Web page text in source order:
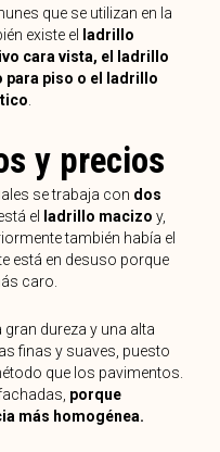
que se utilizan en la
existe el
ladrillo
cara vista, el ladrillo
para piso o el ladrillo
.
y precios
se trabaja con dos
el ladrillo macizo y,
también había el
está en desuso porque
caro.
dureza y una alta
finas y suaves, puesto
que los pavimentos.
porque
más homogénea.